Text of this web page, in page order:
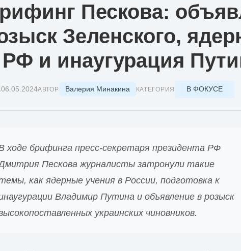
Пескова:
Зеленского,
и инаугурация
06.05.2024АВТОР Валерия Минакина КАТЕГОРИЯ В ФОКУСЕ
ходе брифинга пресс-секретаря президента РФ
Пескова журналисты затронули такие
как ядерные учения в России, подготовка к
Владимир Путина и объявление в розыск
украинских чиновников.